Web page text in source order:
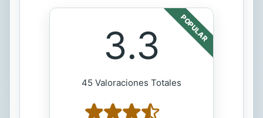
POPULAR
3.3
45 Valoraciones Totales